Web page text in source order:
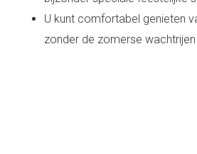
U kunt comfortabel genieten
zonder de zomerse wachtrijen